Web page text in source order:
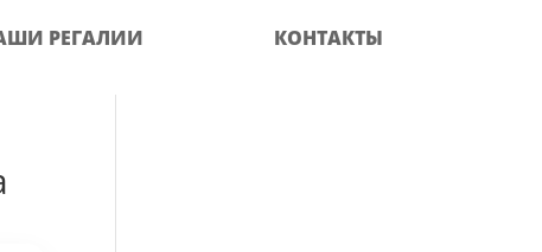
РЕГАЛИИ КОНТАКТЫ